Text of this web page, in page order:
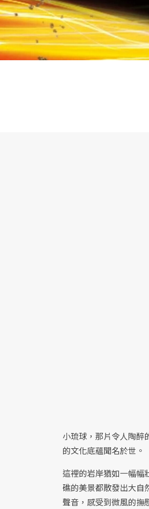
小琉球，那片令人陶醉
的文化底蘊聞名於世。
這裡的岩岸猶如一幅幅
礁的美景都散發出大自
聲音，感受到微風的撫